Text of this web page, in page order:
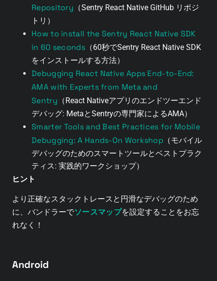
Repository （Sentry React Native GitHub リポジ
トリ）
How to install the Sentry React Native SDK
in 60 seconds（60秒でSentry React Native SDK
をインストールする方法）
Debugging React Native Apps End-to-End:
AMA with Experts from Meta and
Sentry （React Nativeアプリのエンドツーエンド
デバッグ: MetaとSentryの専門家によるAMA）
Smarter Tools and Best Practices for Mobile
Debugging: A Hands-On Workshop （モバイル
デバッグのためのスマートツールとベストプラク
ティス: 実践的ワークショップ）
ヒント
より正確なスタックトレースと円滑なデバッグのため
に、バンドラーでソースマップを設定することをお忘
れなく！
Android